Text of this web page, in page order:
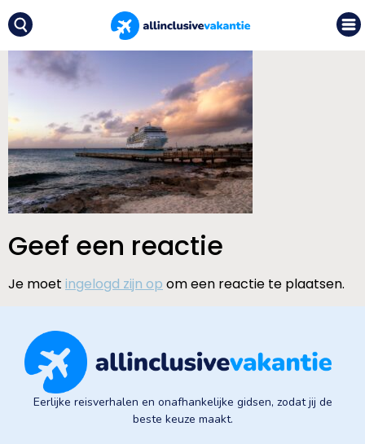
Geef een reactie
Je moet ingelogd zijn op om een reactie te plaatsen.
Eerlijke reisverhalen en onafhankelijke gidsen, zodat jij de
beste keuze maakt.